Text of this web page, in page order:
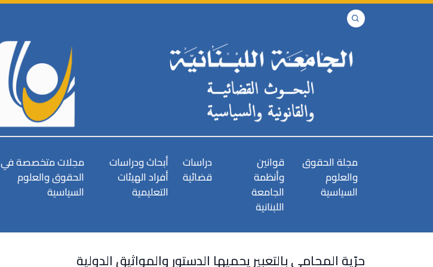
مجلة الحقوق
والعلوم
السياسية
قوانين
وأنظمة
الجامعة
اللبنانية
دراسات
قضائية
أبحاث ودراسات
أفراد الهيئات
التعليمية
مجلات متخصصة في
الحقوق والعلوم
السياسية
حرّية المحامي بالتعبير يحميها الدستور والمواثيق الدولية